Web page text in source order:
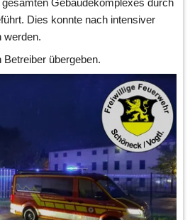
Dies konnte nach intensiver
werden.
Betreiber übergeben.